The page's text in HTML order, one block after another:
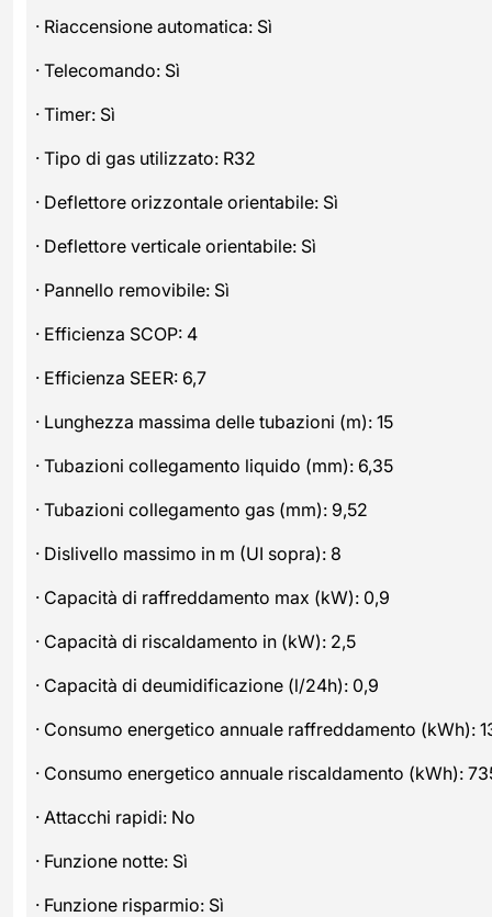
· Riaccensione automatica: Sì
· Telecomando: Sì
· Timer: Sì
· Tipo di gas utilizzato: R32
· Deflettore orizzontale orientabile: Sì
· Deflettore verticale orientabile: Sì
· Pannello removibile: Sì
· Efficienza SCOP: 4
· Efficienza SEER: 6,7
· Lunghezza massima delle tubazioni (m): 15
· Tubazioni collegamento liquido (mm): 6,35
· Tubazioni collegamento gas (mm): 9,52
· Dislivello massimo in m (UI sopra): 8
· Capacità di raffreddamento max (kW): 0,9
· Capacità di riscaldamento in (kW): 2,5
· Capacità di deumidificazione (l/24h): 0,9
· Consumo energetico annuale raffreddamento (kWh):
· Consumo energetico annuale riscaldamento (kWh):
· Attacchi rapidi: No
· Funzione notte: Sì
· Funzione risparmio: Sì